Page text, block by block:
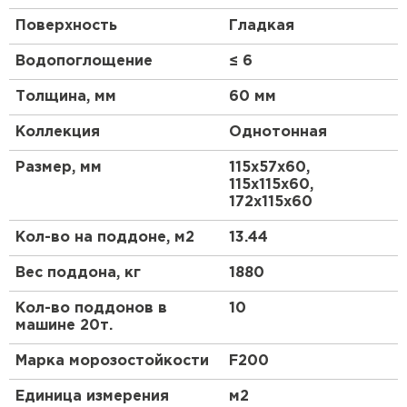
предлагаем выгодные цены за 1 кв.м. Плитка
выпускается в десяти цветовых оттенках —
медовом, сером, янтарном, серебристом, белом и
разнообразие позволяет создавать неповторимые
узоры на участках. Плитка имеет ровную форму с
закругленными краями и легкую округлую
поверхность.
Поверхность Гладкая
Водопоглощение ≤ 6
Толщина, мм 60 мм
Коллекция Однотонная
Размер, мм
115х57х60,
115х115х60,
172х115х60
Кол-во на поддоне, м2 13.44
Вес поддона, кг 1880
Кол-во поддонов в
машине 20т.
10
Марка морозостойкости F200
Единица измерения м2